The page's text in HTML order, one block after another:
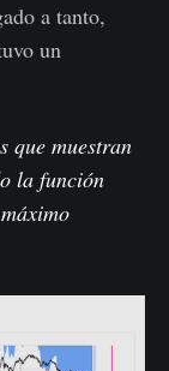
a tanto,
un
que muestran
la función